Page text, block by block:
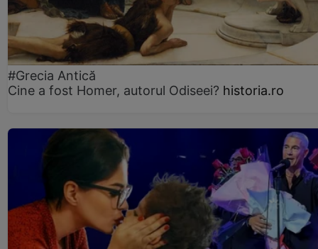
#Grecia Antică
Cine a fost Homer, autorul Odiseei? historia.ro